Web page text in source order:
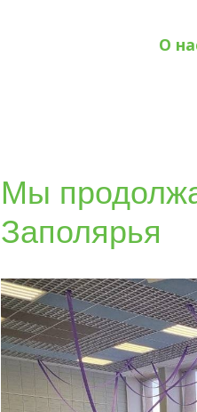
О
Мы
Заполярья